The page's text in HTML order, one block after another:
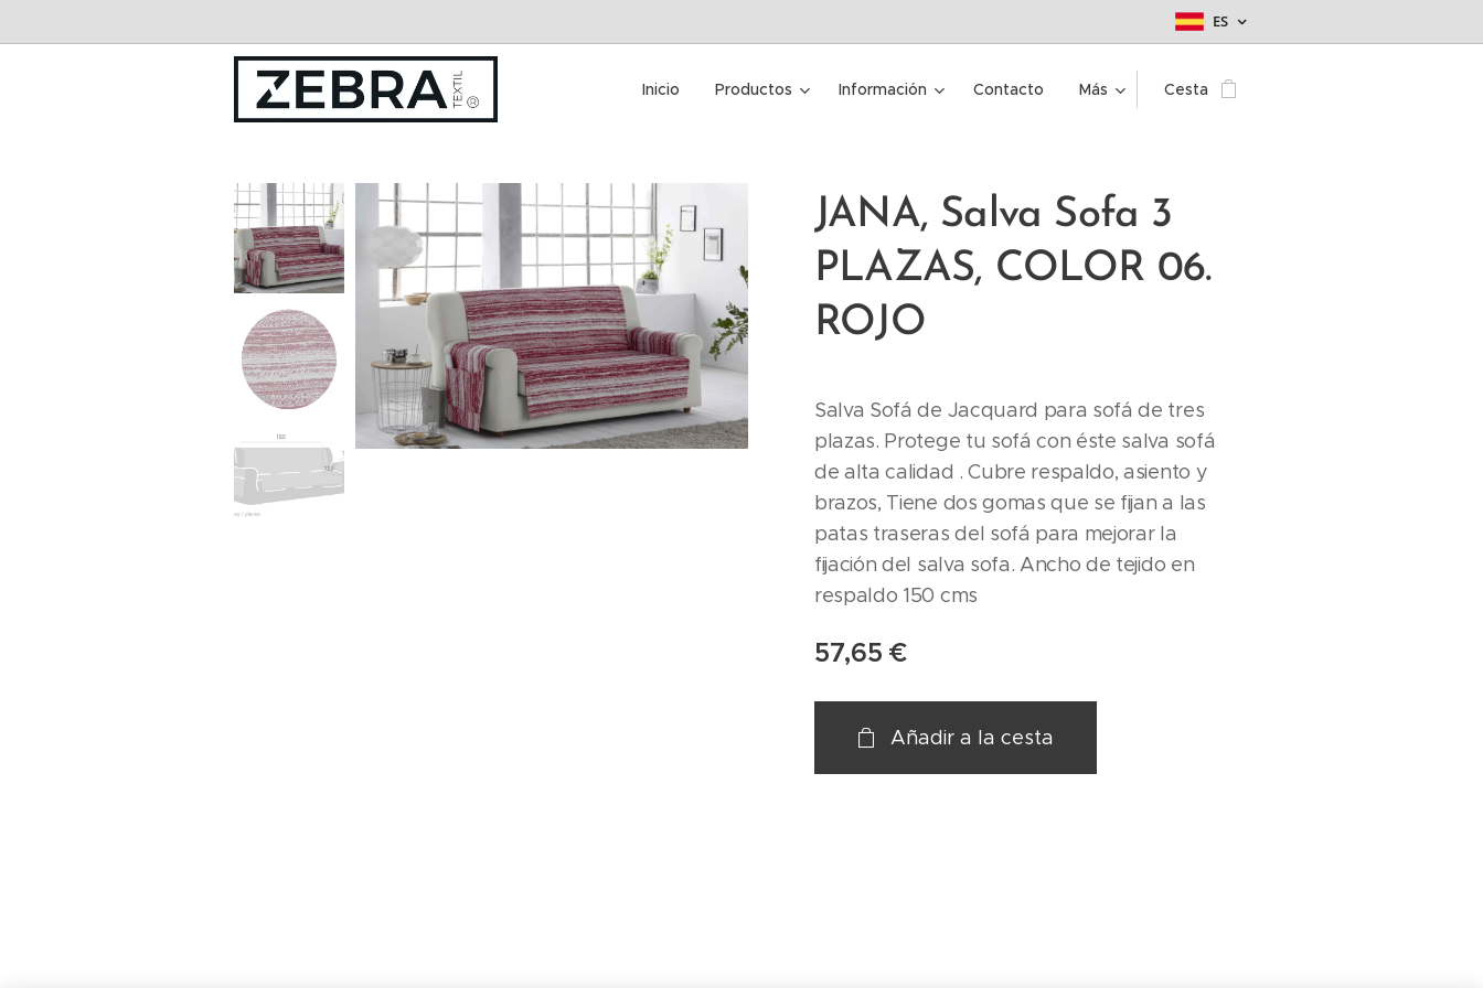
ES
Inicio Productos Información Contacto Más Cesta
JANA, Salva Sofa 3
PLAZAS, COLOR 06.
ROJO
Salva Sofá de Jacquard para sofá de tres
plazas. Protege tu sofá con éste salva sofá
de alta calidad . Cubre respaldo, asiento y
brazos, Tiene dos gomas que se fijan a las
patas traseras del sofá para mejorar la
fijación del salva sofa. Ancho de tejido en
respaldo 150 cms
57,65 €
Añadir a la cesta